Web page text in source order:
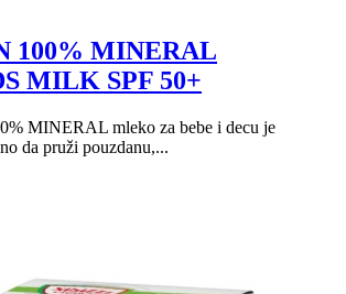
100% MINERAL
MILK SPF 50+
MINERAL mleko za bebe i decu je
da pruži pouzdanu,...